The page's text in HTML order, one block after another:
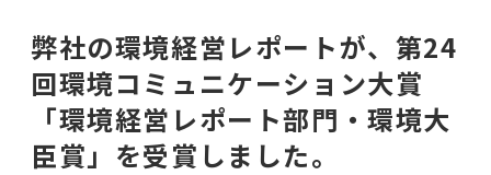
弊社の環境経営レポートが、第24
回環境コミュニケーション大賞
「環境経営レポート部門・環境大
臣賞」を受賞しました。